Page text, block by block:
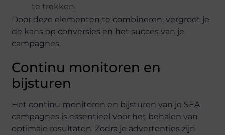
te trekken.
Door deze elementen te combineren, vergroot je
de kans op conversies en het succes van je
campagnes.
Continu monitoren en
bijsturen
Het continu monitoren en bijsturen van je SEA
campagnes is essentieel voor het behalen van
optimale resultaten. Zodra je advertenties zijn